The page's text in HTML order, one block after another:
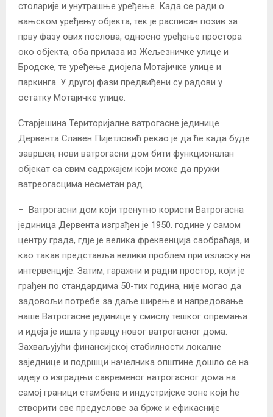
столарије и унутрашње уређење. Када се ради о
вањском уређењу објекта, тек је расписан позив за
прву фазу ових послова, односно уређење простора
око објекта, оба прилаза из Жељезничке улице и
Бродске, те уређење диојела Мотајичке улице и
паркинга. У другој фази предвиђени су радови у
остатку Мотајичке улице.
Старјешина Територијалне ватрогасне јединице
Дервента Славен Пијетловић рекао је да ће када буде
завршен, нови ватрогасни дом бити функционалан
објекат са свим садржајем који може да пружи
ватреогасцима несметан рад.
– Ватрогасни дом који тренутно користи Ватрогасна
јединица Дервента изграђен је 1950. године у самом
центру града, гдје је велика фреквенција саобраћаја, и
као такав представља велики проблем при изласку на
интервенције. Затим, гаражни и радни простор, који је
грађен по стандардима 50-тих година, није могао да
задовољи потребе за даље ширење и напредовање
наше Ватрогасне јединице у смислу тешког опремања
и идеја је ишла у правцу новог ватрогасног дома.
Захваљујући финансијској стабилности локалне
заједнице и подршци начелника општине дошло се на
идеју о изградњи савременог ватрогасног дома на
самој граници стамбене и индустријске зоне који ће
створити све предуслове за брже и ефикасније